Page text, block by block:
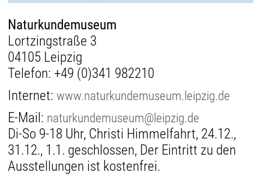
Naturkundemuseum
Lortzingstraße 3
04105 Leipzig
Telefon: +49 (0)341 982210
Internet:www.naturkundemuseum.leipzig.de
E-Mail: naturkundemuseum@leipzig.de
Di-So 9-18 Uhr, Christi Himmelfahrt, 24.12.,
31.12., 1.1. geschlossen, Der Eintritt zu den
Ausstellungen ist kostenfrei.